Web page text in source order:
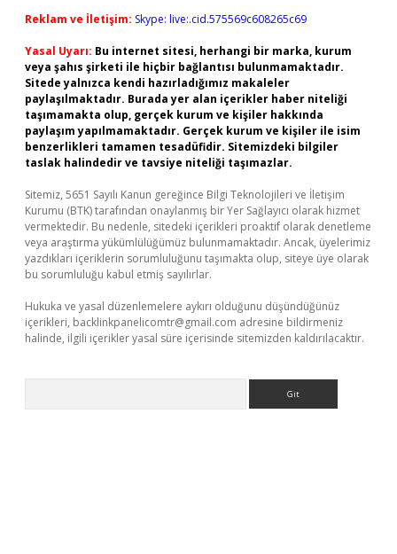
Reklam ve İletişim: Skype: live:.cid.575569c608265c69
Yasal Uyarı: Bu internet sitesi, herhangi bir marka, kurum
veya şahıs şirketi ile hiçbir bağlantısı bulunmamaktadır.
Sitede yalnızca kendi hazırladığımız makaleler
paylaşılmaktadır. Burada yer alan içerikler haber niteliği
taşımamakta olup, gerçek kurum ve kişiler hakkında
paylaşım yapılmamaktadır. Gerçek kurum ve kişiler ile isim
benzerlikleri tamamen tesadüfidir. Sitemizdeki bilgiler
taslak halindedir ve tavsiye niteliği taşımazlar.
Sitemiz, 5651 Sayılı Kanun gereğince Bilgi Teknolojileri ve İletişim
Kurumu (BTK) tarafından onaylanmış bir Yer Sağlayıcı olarak hizmet
vermektedir. Bu nedenle, sitedeki içerikleri proaktif olarak denetleme
veya araştırma yükümlülüğümüz bulunmamaktadır. Ancak, üyelerimiz
yazdıkları içeriklerin sorumluluğunu taşımakta olup, siteye üye olarak
bu sorumluluğu kabul etmiş sayılırlar.
Hukuka ve yasal düzenlemelere aykırı olduğunu düşündüğünüz
içerikleri, backlinkpanelicomtr@gmail.com adresine bildirmeniz
halinde, ilgili içerikler yasal süre içerisinde sitemizden kaldırılacaktır.